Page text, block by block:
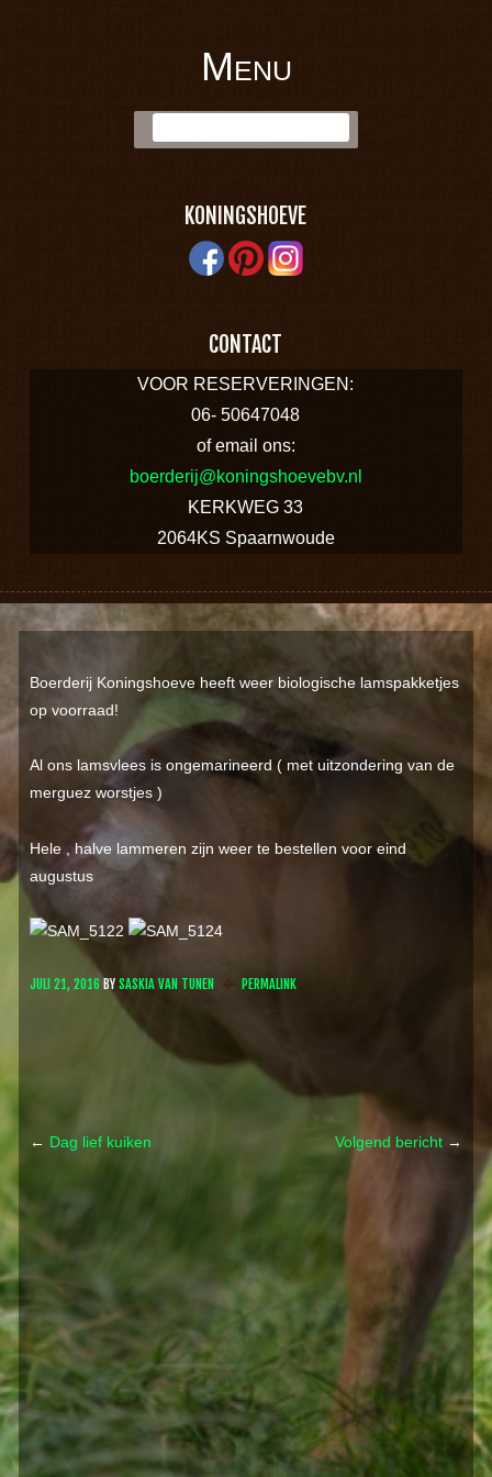
BOERDERIJ
KONINGSHOEVE
Menu
KONINGSHOEVE
CONTACT
VOOR RESERVERINGEN:
06- 50647048
of email ons:
boerderij@koningshoevebv.nl
KERKWEG 33
2064KS Spaarnwoude
Boerderij Koningshoeve heeft weer biologische lamspakketjes
op voorraad!
Al ons lamsvlees is ongemarineerd ( met uitzondering van de
merguez worstjes )
Hele , halve lammeren zijn weer te bestellen voor eind
augustus
JULI 21, 2016 BY SASKIA VAN TUNEN PERMALINK
Post navigation
← Dag lief kuiken Volgend bericht →